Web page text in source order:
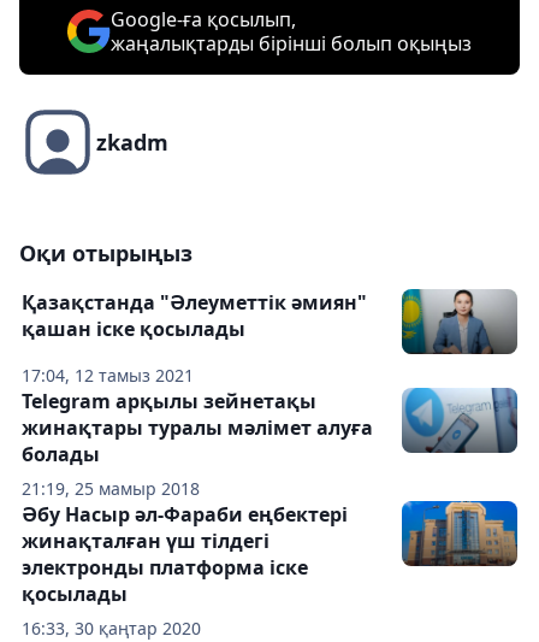
Google-ға қосылып,
жаңалықтарды бірінші болып оқыңыз
zkadm
Оқи отырыңыз
17:04, 12 тамыз 2021
Қазақстанда "Әлеуметтік әмиян"
қашан іске қосылады
21:19, 25 мамыр 2018
Telegram арқылы зейнетақы
жинақтары туралы мәлімет алуға
болады
16:33, 30 қаңтар 2020
Әбу Насыр әл-Фараби еңбектері
жинақталған үш тілдегі
электронды платформа іске
қосылады